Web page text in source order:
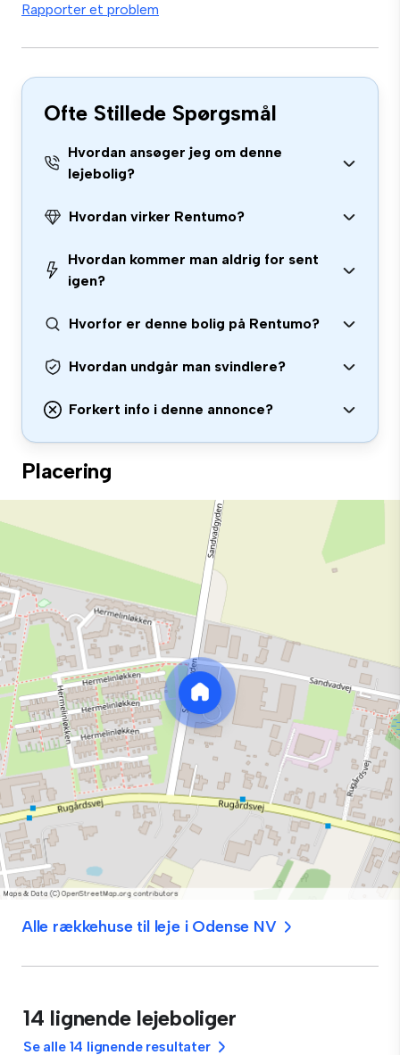
Rapporter et problem
Ofte Stillede Spørgsmål
Hvordan ansøger jeg om denne
lejebolig?
Hvordan virker Rentumo?
Hvordan kommer man aldrig for sent
igen?
Hvorfor er denne bolig på Rentumo?
Hvordan undgår man svindlere?
Forkert info i denne annonce?
Placering
Alle rækkehuse til leje i Odense NV
14 lignende lejeboliger
Se alle 14 lignende resultater